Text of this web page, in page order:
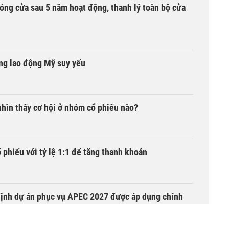
cửa sau 5 năm hoạt động, thanh lý toàn bộ cửa
lao động Mỹ suy yếu
thấy cơ hội ở nhóm cổ phiếu nào?
phiếu với tỷ lệ 1:1 để tăng thanh khoản
dự án phục vụ APEC 2027 được áp dụng chính